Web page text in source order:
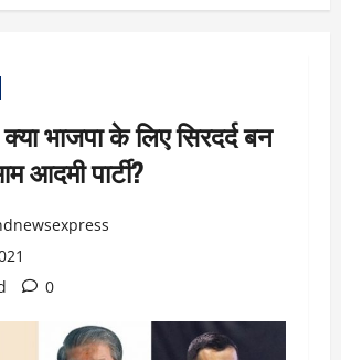
भाजपा के लिए सिरदर्द बन
आदमी पार्टी?
0